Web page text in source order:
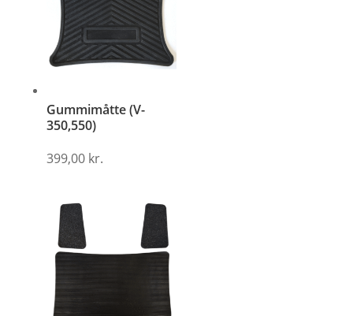
Gummimåtte (V-
350,550)
399,00 kr.